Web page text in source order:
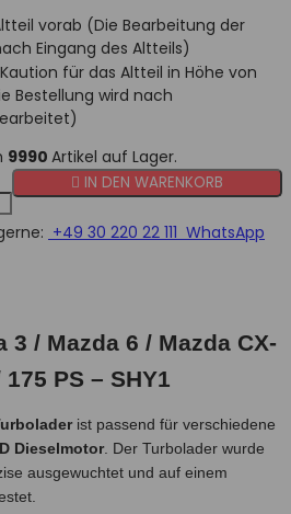
vorab (Die Bearbeitung der
Eingang des Altteils)
für das Altteil in Höhe von
Bestellung wird nach
9990 Artikel auf Lager.
 IN DEN WARENKORB
+49 30 220 22 111 WhatsApp
3 / Mazda 6 / Mazda CX-
PS – SHY1
ist passend für verschiedene
Dieselmotor. Der Turbolader wurde
ausgewuchtet und auf einem